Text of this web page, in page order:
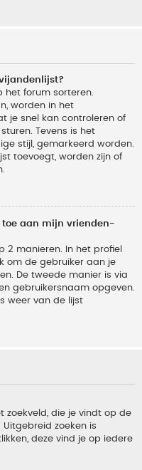
het forum sorteren.
worden in het
je snel kan controleren of
Tevens is het
stijl, gemarkeerd worden.
toevoegt, worden zijn of
toe aan mijn vrienden-
2 manieren. In het profiel
om de gebruiker aan je
De tweede manier is via
gebruikersnaam opgeven.
weer van de lijst
zoekveld, die je vindt op de
zoeken is
deze vind je op iedere